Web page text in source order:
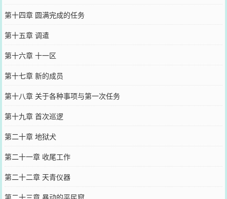
第十四章 圆满完成的任务
第十五章 调遣
第十六章 十一区
第十七章 新的成员
第十八章 关于各种事项与第一次任务
第十九章 首次巡逻
第二十章 地狱犬
第二十一章 收尾工作
第二十二章 天青仪器
第二十三章 暴动的平民窟